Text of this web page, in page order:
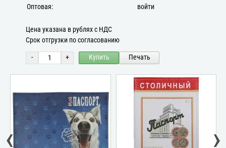
Оптовая:
войти
Цена указана в рублях с НДС
Срок отгрузки по согласованию
- + Купить Печать
‹ ›